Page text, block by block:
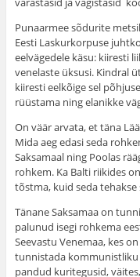
Punaarmee sõdurite
Eesti Laskurkorpuse
eelvägedele käsu: kiiresti
venelaste üksusi. Kindral
kiiresti eelkõige sel
rüüstama ning elanikke
On väär arvata, et täna
Mida aeg edasi seda
Saksamaal ning Poolas
rohkem. Ka Balti riikides
tõstma, kuid seda
Tänane Saksamaa on
palunud isegi rohkema
Seevastu Venemaa, kes
tunnistada
pandud kuritegusid,